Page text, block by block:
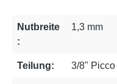
Nutbreite
:
1,3 mm
Teilung: 3/8" Picco